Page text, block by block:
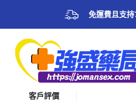
免運費且支
客戶評價